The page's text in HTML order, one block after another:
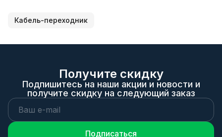
Кабель-переходник
Получите скидку
Подпишитесь на наши акции и новости и
получите скидку на следующий заказ
Подписаться